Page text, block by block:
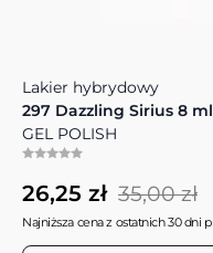
Lakier hybrydowy
297 Dazzling Sirius 8 ml
GEL POLISH
26,25 zł 35,00 zł
Najniższa cena z ostatnich 30 dni